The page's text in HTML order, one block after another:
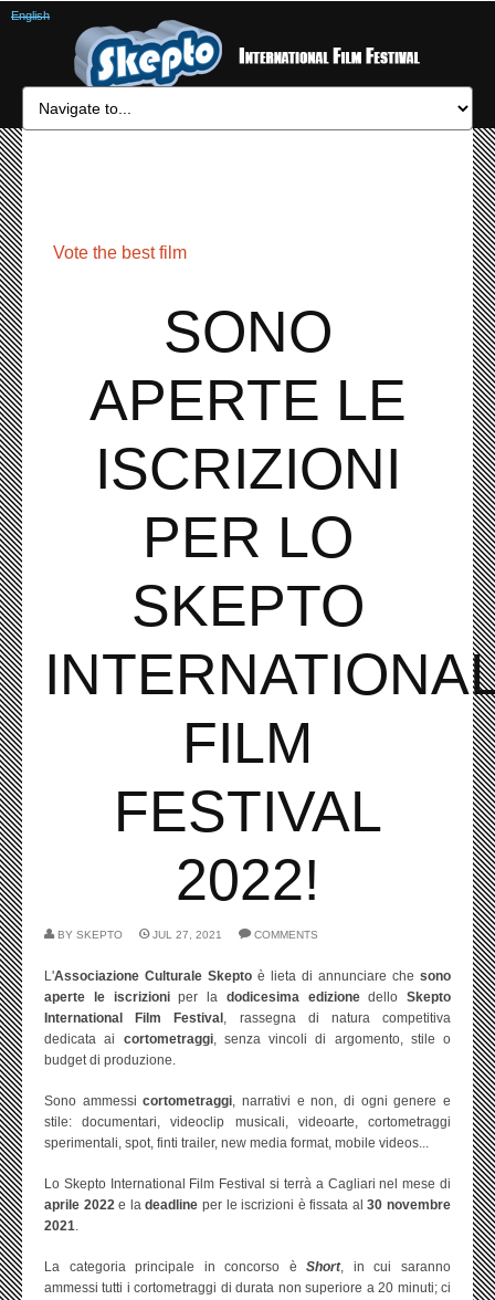
Vote the best film
SONO
APERTE LE
ISCRIZIONI
PER LO
SKEPTO
FILM
FESTIVAL
2022!
BY SKEPTO JUL 27, 2021 COMMENTS
L'Associazione Culturale Skepto è lieta di annunciare che sono
aperte le iscrizioniper la dodicesima edizionedello Skepto
International Film Festival , rassegna di natura competitiva
dedicata ai cortometraggi, senza vincoli di argomento, stile o
budget di produzione.
Sono ammessicortometraggi, narrativi e non, di ogni genere e
stile: documentari, videoclip musicali, videoarte, cortometraggi
sperimentali, spot, finti trailer, new media format, mobile videos...
Lo Skepto International Film Festival si terrà a Cagliari nel mese di
aprile 2022e ladeadline per le iscrizioni è fissata al30 novembre
2021.
La categoria principale in concorso èShort, in cui saranno
ammessi tutti i cortometraggi di durata non superiore a 20 minuti; ci
English